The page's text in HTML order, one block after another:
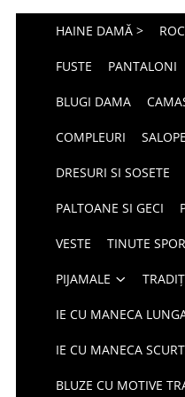
HAINE DAMĂ >
FUSTE PANTALONI
BLUGI DAMA
COMPLEURI
DRESURI SI SOSETE
PALTOANE SI GECI
VESTE TINUTE
PIJAMALE
IE CU MANECA
IE CU MANECA
BLUZE CU MOTIVE